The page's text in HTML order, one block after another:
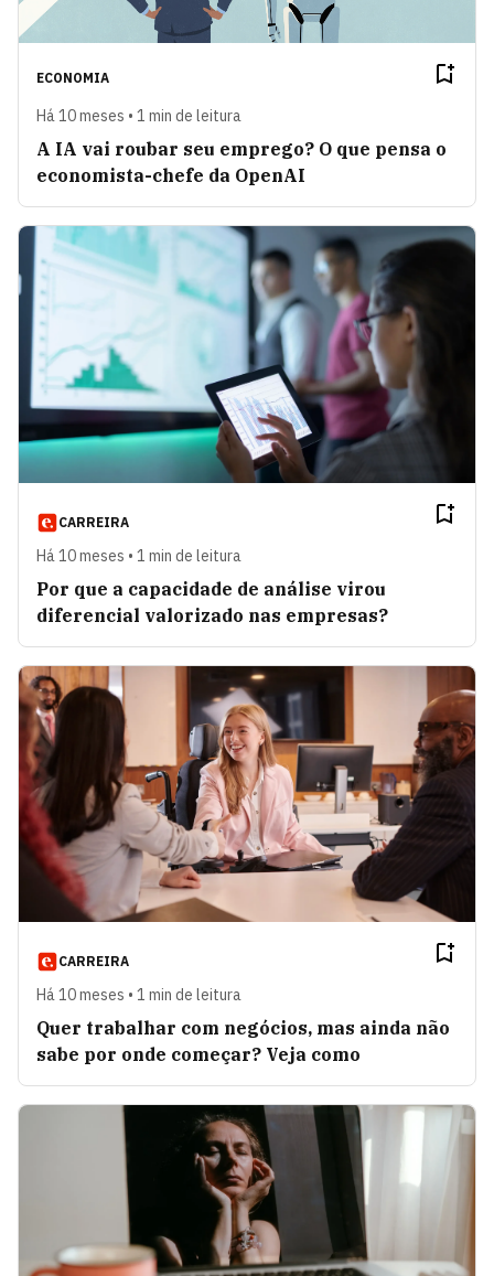
ECONOMIA
Há 10 meses • 1 min de leitura
A IA vai roubar seu emprego? O que pensa o
economista-chefe da OpenAI
CARREIRA
Há 10 meses • 1 min de leitura
Por que a capacidade de análise virou
diferencial valorizado nas empresas?
CARREIRA
Há 10 meses • 1 min de leitura
Quer trabalhar com negócios, mas ainda não
sabe por onde começar? Veja como